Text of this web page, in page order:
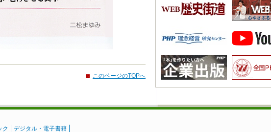
このページのTOPへ
ク デジタル・電子書籍